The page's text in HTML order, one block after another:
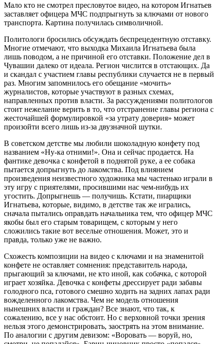
Мало кто не смотрел пресловутое видео, на котором Игнатьев
заставляет офицера МЧС подпрыгнуть за ключами от нового
транспорта. Картина получилась символичной.
Политологи бросились обсуждать беспрецедентную отставку.
Многие отмечают, что выходка Михаила Игнатьева была
лишь поводом, а не причиной его отставки. Положение дел в
Чувашии далеко от идеала. Регион числится в отстающих. Да
и скандал с участием главы республики случается не в первый
раз. Многим запомнилось его обещание «мочить»
журналистов, которые участвуют в разных схемах,
направленных против власти. За рассуждениями политологов
стоит нежелание верить в то, что отстранение главы региона с
жесточайшей формулировкой «за утрату доверия» может
произойти всего лишь из-за двузначной шутки.
В советском детстве мы любили шоколадную конфету под
названием «Ну-ка отними!». Она и сейчас продается. На
фантике девочка с конфетой в поднятой руке, а ее собака
пытается допрыгнуть до лакомства. Под влиянием
произведения неизвестного художника мы частенько играли в
эту игру с приятелями, просившими нас чем-нибудь их
угостить. Допрыгнешь — получишь. Кстати, пиарщики
Игнатьева, которые, видимо, в детстве так же игрались,
сначала пытались оправдать начальника тем, что офицер МЧС
якобы был его старым товарищем, с которым у него
сложились такие вот веселые отношения. Может, это и
правда, только уже не важно.
Схожесть композиции на видео с ключами и на знаменитой
конфете не оставляет сомнения: представитель народа,
прыгающий за ключами, не кто иной, как собачка, с которой
играет хозяйка. Девочка с конфеты дрессирует ради забавы
голодного пса, готового смешно ходить на задних лапах ради
вожделенного лакомства. Чем не модель отношения
нынешних власти и граждан? Все знают, что так, к
сожалению, все у нас обстоит. Но с верховной точки зрения
нельзя этого демонстрировать, заострять на этом внимание.
По аналогии с другим девизом: «Воровать — воруй, но,